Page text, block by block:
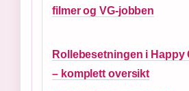
filmer og VG-jobben
Rollebesetningen i Happy
– komplett oversikt